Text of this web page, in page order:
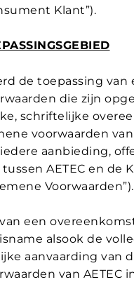
Klant”).
de toepassing van
die zijn
schriftelijke
voorwaarden van
aanbieding,
AETEC en de
Voorwaarden”).
een
alsook de
aanvaarding van
van AETEC